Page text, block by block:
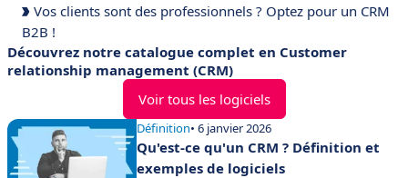
Vos clients sont des professionnels ? Optez pour un CRM
B2B !
Découvrez notre catalogue complet en Customer
relationship management (CRM)
Voir tous les logiciels
Définition• 6 janvier 2026
Qu'est-ce qu'un CRM ? Définition et
exemples de logiciels